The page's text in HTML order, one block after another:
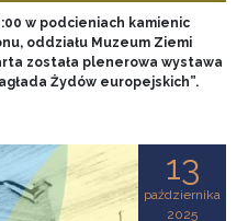
w podcieniach kamienic
oddziału Muzeum Ziemi
została plenerowa wystawa
Żydów europejskich”.
13
października
2025